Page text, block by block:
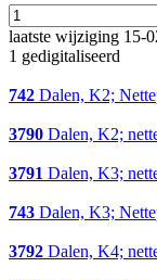
laatste wijziging 15-
1 gedigitaliseerd
742 Dalen, K2;
3790 Dalen, K2;
3791 Dalen, K3;
743 Dalen, K3;
3792 Dalen, K4;